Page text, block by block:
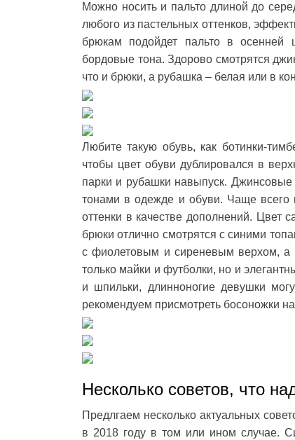
Можно носить и пальто длиной до
любого из пастельных оттенков,
брюкам подойдет пальто в осенней
бордовые тона. Здорово смотрятся
что и брюки, а рубашка – белая или в
Любите такую обувь, как ботинки-
чтобы цвет обуви дублировался в
парки и рубашки навыпуск. Джинсовые
тонами в одежде и обуви. Чаще
оттенки в качестве дополнений. Цвет
брюки отлично смотрятся с синими
с фиолетовым и сиреневым верхом, а
только майки и футболки, но и
и шпильки, длинноногие девушки
рекомендуем присмотреть босоножки
Несколько советов, что
Предлгаем несколько актуальных
в 2018 году в том или ином случае.